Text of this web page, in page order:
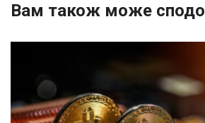
Вам також може